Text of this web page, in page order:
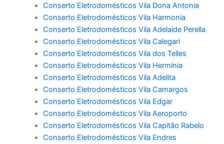
Conserto Eletrodomésticos Vila Dona Antonia
Conserto Eletrodomésticos Vila Harmonia
Conserto Eletrodomésticos Vila Adelaide Perella
Conserto Eletrodomésticos Vila Calegari
Conserto Eletrodomésticos Vila dos Telles
Conserto Eletrodomésticos Vila Hermínia
Conserto Eletrodomésticos Vila Adelita
Conserto Eletrodomésticos Vila Camargos
Conserto Eletrodomésticos Vila Edgar
Conserto Eletrodomésticos Vila Aeroporto
Conserto Eletrodomésticos Vila Capitão Rabelo
Conserto Eletrodomésticos Vila Endres